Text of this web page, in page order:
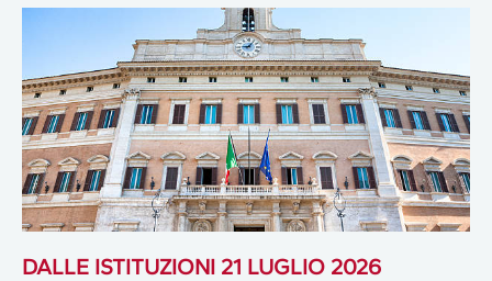
DALLE ISTITUZIONI 21 LUGLIO 2026